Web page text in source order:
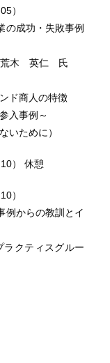
）
成功・失敗事例
荒木 英仁 氏
ド商人の特徴
入事例～
いために）
） 休憩
）
からの教訓とイ
クティスグルー